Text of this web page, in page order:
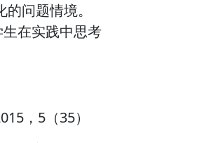
问题情境。
在实践中思考
，5（35）